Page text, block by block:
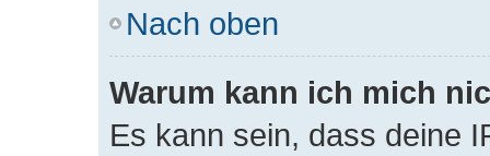
Nach oben
Warum kann ich mich
Es kann sein, dass deine